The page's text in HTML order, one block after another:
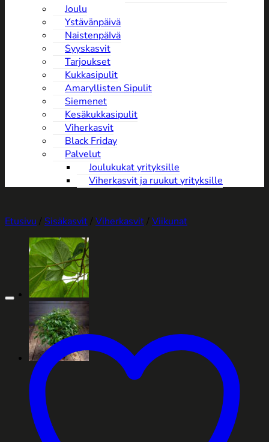
Joulu
Ystävänpäivä
NaistenpäIvä
Syyskasvit
Tarjoukset
Kukkasipulit
Amaryllisten Sipulit
Siemenet
Kesäkukkasipulit
Viherkasvit
Black Friday
Palvelut
Joulukukat yrityksille
Viherkasvit ja ruukut yrityksille
Etusivu / Sisäkasvit/ Viherkasvit/ Viikunat